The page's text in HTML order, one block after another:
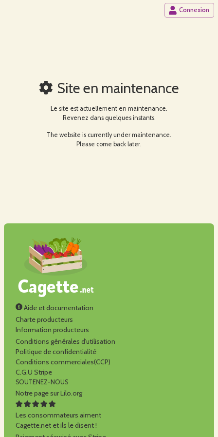
Connexion
Site en maintenance
Le site est actuellement en maintenance.
Revenez dans quelques instants.
The website is currently under maintenance.
Please come back later.
Aide et documentation
Charte producteurs
Information producteurs
Conditions générales d'utilisation
Politique de confidentialité
Conditions commerciales(CCP)
C.G.U Stripe
SOUTENEZ-NOUS
Notre page sur Lilo.org
Les consommateurs aiment
Cagette.net et ils le disent !